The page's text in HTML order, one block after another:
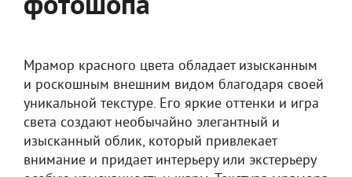
Мрамор красного цвета обладает изысканным
и роскошным внешним видом благодаря своей
уникальной текстуре. Его яркие оттенки и игра
света создают необычайно элегантный и
изысканный облик, который привлекает
внимание и придает интерьеру или экстерьеру